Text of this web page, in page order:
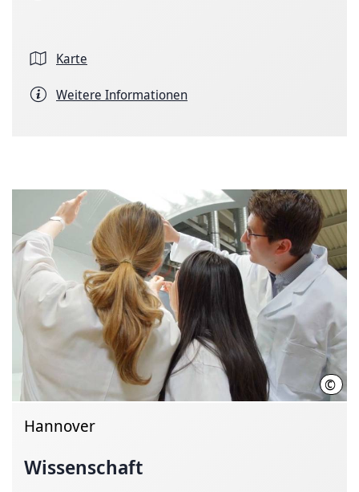
Karte
Weitere Informationen
©
Hannover
Wissenschaft